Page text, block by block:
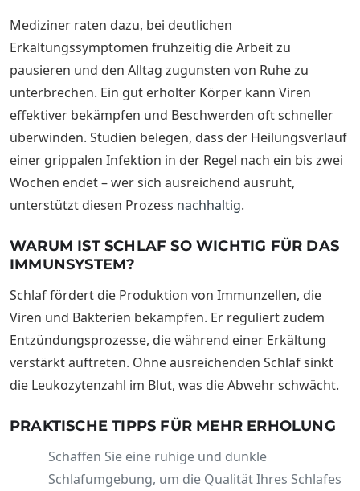
Mediziner raten dazu, bei deutlichen
Erkältungssymptomen frühzeitig die Arbeit zu
pausieren und den Alltag zugunsten von Ruhe zu
unterbrechen. Ein gut erholter Körper kann Viren
effektiver bekämpfen und Beschwerden oft schneller
überwinden. Studien belegen, dass der Heilungsverlauf
einer grippalen Infektion in der Regel nach ein bis zwei
Wochen endet – wer sich ausreichend ausruht,
unterstützt diesen Prozess nachhaltig.
WARUM IST SCHLAF SO WICHTIG FÜR DAS
IMMUNSYSTEM?
Schlaf fördert die Produktion von Immunzellen, die
Viren und Bakterien bekämpfen. Er reguliert zudem
Entzündungsprozesse, die während einer Erkältung
verstärkt auftreten. Ohne ausreichenden Schlaf sinkt
die Leukozytenzahl im Blut, was die Abwehr schwächt.
PRAKTISCHE TIPPS FÜR MEHR ERHOLUNG
Schaffen Sie eine ruhige und dunkle
Schlafumgebung, um die Qualität Ihres Schlafes